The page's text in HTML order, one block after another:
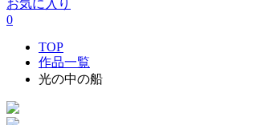
お気に入り
0
TOP
作品一覧
光の中の船